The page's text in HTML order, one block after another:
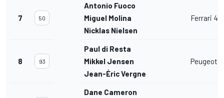
7 50
Antonio Fuoco
Miguel Molina
Nicklas Nielsen
Ferrari
8 93
Paul di Resta
Mikkel Jensen
Jean-Éric Vergne
Peugeot
Dane Cameron